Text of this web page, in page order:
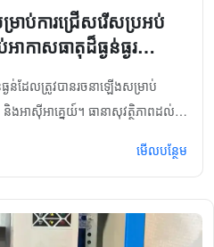
ន្ទាប់។ នៅពេលអនាគត ក្រុមហ៊ុននឹង
និងបន្តប្រឡូកយ៉ាងជ្រៅក្នុងវិស័យផលិត
រាយចែកចាយថាមពលដែលអាច
រឹងមាំមួយ។
ប់​ការ​ជ្រើសរើស​ប្រអប់​
កាសធាតុ​ដ៏​ធ្ងន់ធ្ងរ
ន់ដែលត្រូវបានរចនាឡើងសម្រាប់
និងអាស៊ីអាគ្នេយ៍។ ធានាសុវត្ថិភាពដល់
មើលបន្ថែម